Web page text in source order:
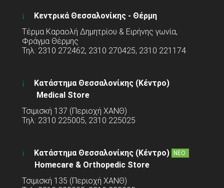
Κεντρικά Θεσσαλονίκης - Θέρμη
Τέρμα Καραολή Δημητρίου & Ειρήνης γωνία,
Φράγμα Θέρμης
Τηλ: 2310 272462, 2310 270425, 2310 221174
Κατάστημα Θεσσαλονίκης (Κέντρο)
Medical Store
Τσιμισκή 137 (Περιοχή ΧΑΝΘ)
Τηλ: 2310 225005, 2310 225025
Κατάστημα Θεσσαλονίκης (Κέντρο) ΝΕΟ
Homecare & Orthopedic Store
Τσιμισκή 135 (Περιοχή ΧΑΝΘ)